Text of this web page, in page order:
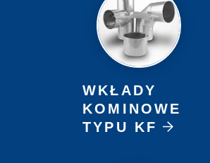
WKŁADY
KOMINOWE
TYPU KF